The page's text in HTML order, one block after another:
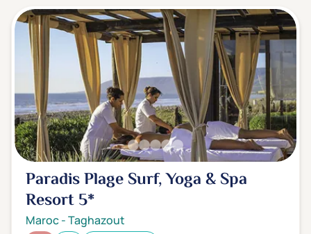
Paradis Plage Surf, Yoga & Spa
Resort5*
Maroc-Taghazout